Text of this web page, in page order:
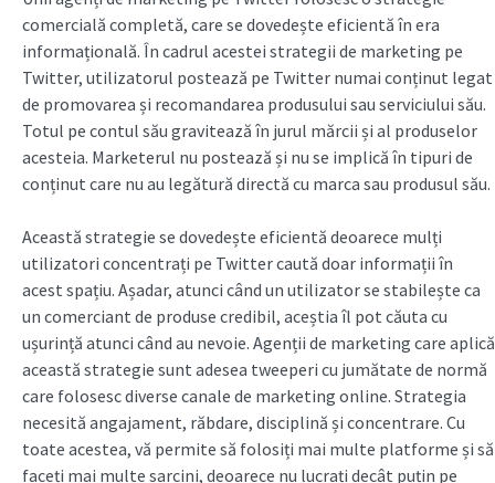
comercială completă, care se dovedește eficientă în era
informațională. În cadrul acestei strategii de marketing pe
Twitter, utilizatorul postează pe Twitter numai conținut legat
de promovarea și recomandarea produsului sau serviciului său.
Totul pe contul său gravitează în jurul mărcii și al produselor
acesteia. Marketerul nu postează și nu se implică în tipuri de
conținut care nu au legătură directă cu marca sau produsul său.
Această strategie se dovedește eficientă deoarece mulți
utilizatori concentrați pe Twitter caută doar informații în
acest spațiu. Așadar, atunci când un utilizator se stabilește ca
un comerciant de produse credibil, aceștia îl pot căuta cu
ușurință atunci când au nevoie. Agenții de marketing care aplică
această strategie sunt adesea tweeperi cu jumătate de normă
care folosesc diverse canale de marketing online. Strategia
necesită angajament, răbdare, disciplină și concentrare. Cu
toate acestea, vă permite să folosiți mai multe platforme și să
faceți mai multe sarcini, deoarece nu lucrați decât puțin pe